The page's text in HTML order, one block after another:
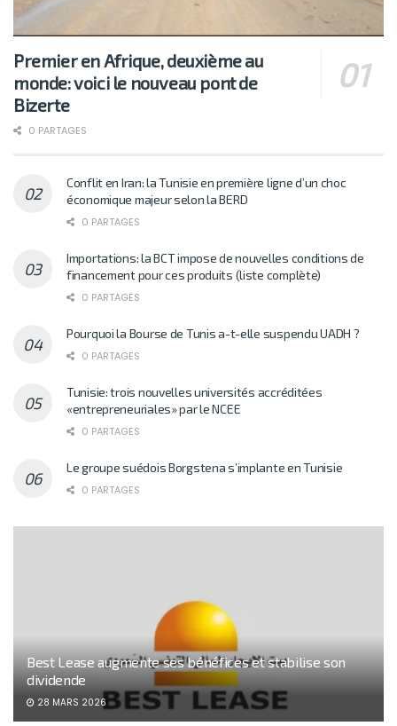
Premier en Afrique, deuxième au
monde: voici le nouveau pont de
Bizerte
0 PARTAGES
Conflit en Iran: la Tunisie en première ligne d’un choc
économique majeur selon la BERD
0 PARTAGES
Importations: la BCT impose de nouvelles conditions de
financement pour ces produits (liste complète)
0 PARTAGES
Pourquoi la Bourse de Tunis a-t-elle suspendu UADH ?
0 PARTAGES
Tunisie: trois nouvelles universités accréditées
«entrepreneuriales» par le NCEE
0 PARTAGES
Le groupe suédois Borgstena s’implante en Tunisie
0 PARTAGES
Best Lease augmente ses bénéfices et stabilise son
dividende
28 MARS 2026